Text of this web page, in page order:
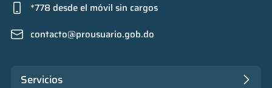
*778 desde el móvil sin cargos
contacto@prousuario.gob.do
Servicios